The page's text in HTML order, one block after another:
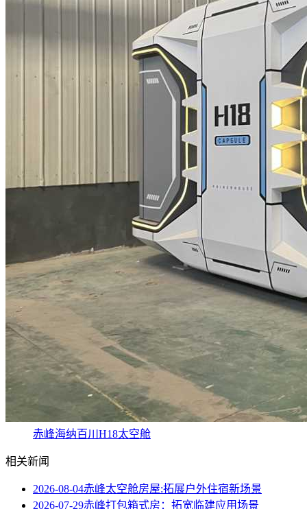
赤峰海纳百川H18太空舱
相关新闻
2026-08-04赤峰太空舱房屋:拓展户外住宿新场景
2026-07-29赤峰打包箱式房：拓宽临建应用场景